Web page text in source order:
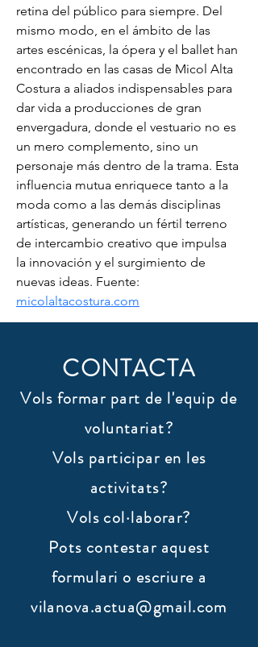
retina del público para siempre. Del
mismo modo, en el ámbito de las
artes escénicas, la ópera y el ballet han
encontrado en las casas de Micol Alta
Costura a aliados indispensables para
dar vida a producciones de gran
envergadura, donde el vestuario no es
un mero complemento, sino un
personaje más dentro de la trama. Esta
influencia mutua enriquece tanto a la
moda como a las demás disciplinas
artísticas, generando un fértil terreno
de intercambio creativo que impulsa
la innovación y el surgimiento de
nuevas ideas. Fuente:
micolaltacostura.com
CONTACTA
Vols formar part de l'equip de
voluntariat?
Vols participar en les
activitats?
Vols col·laborar?
​Pots contestar aquest
formulari o escriure a
vilanova.actua@gmail.com